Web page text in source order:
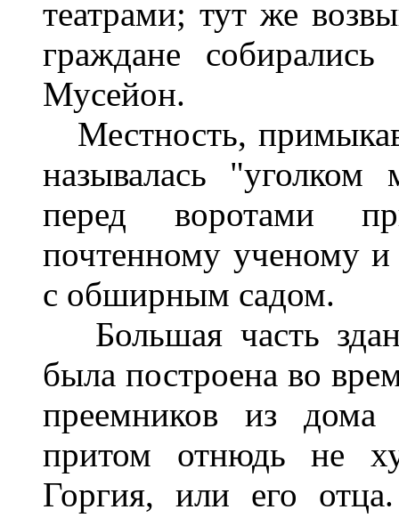
театрами; тут же
граждане
Мусейон.
Местность,
называлась
перед воротами
почтенному ученому
с обширным садом.
Большая часть
была построена во
преемников из
притом отнюдь не
Горгия, или его